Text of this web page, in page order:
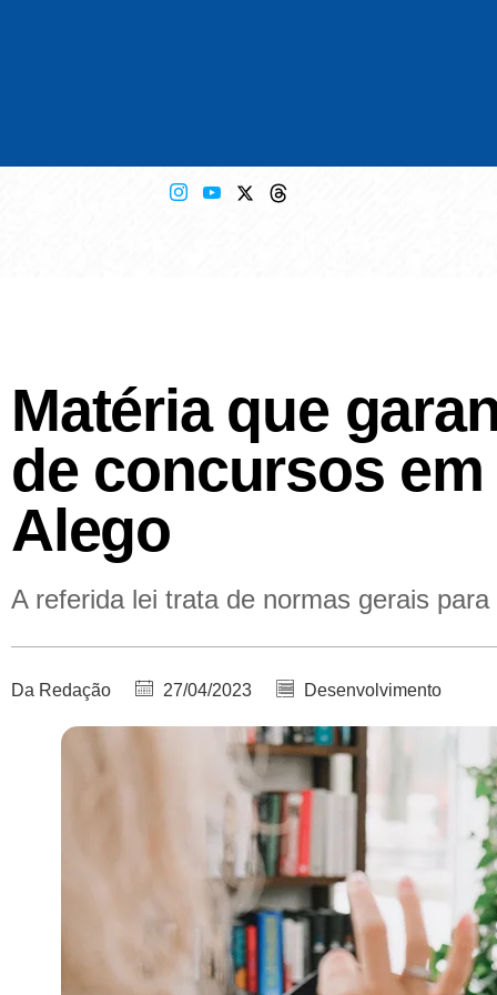
Matéria que
de concursos
Alego
A referida lei trata de normas gerais
Da Redação 27/04/2023 Desenvolvimento